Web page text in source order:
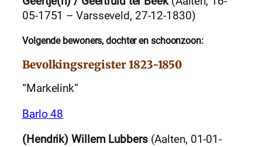
05-1751 – Varsseveld, 27-12-1830)
Volgende bewoners, dochter en schoonzoon:
Bevolkingsregister 1823-1850
“Markelink”
Barlo 48
(Hendrik) Willem Lubbers(Aalten, 01-01-